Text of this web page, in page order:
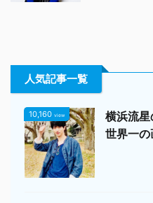
人気記事一覧
10,160 view
横浜流
世界一の